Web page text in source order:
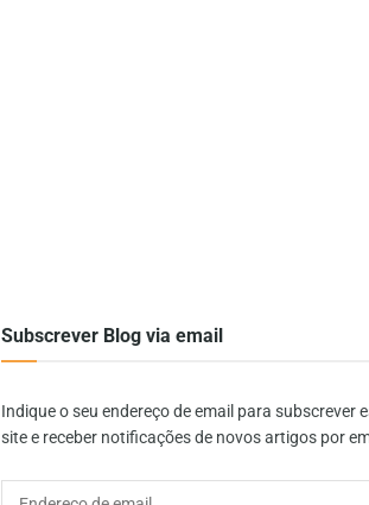
Subscrever Blog via email
Indique o seu endereço de email para subscrever
site e receber notificações de novos artigos por